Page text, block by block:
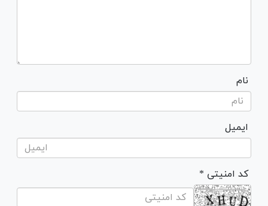
نام
ایمیل
* کد امنیتی